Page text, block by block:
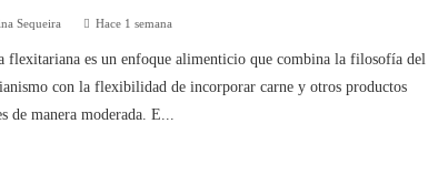
Sequeira Hace 1 semana
flexitariana es un enfoque alimenticio que combina la filosofía del
con la flexibilidad de incorporar carne y otros productos
de manera moderada. E...